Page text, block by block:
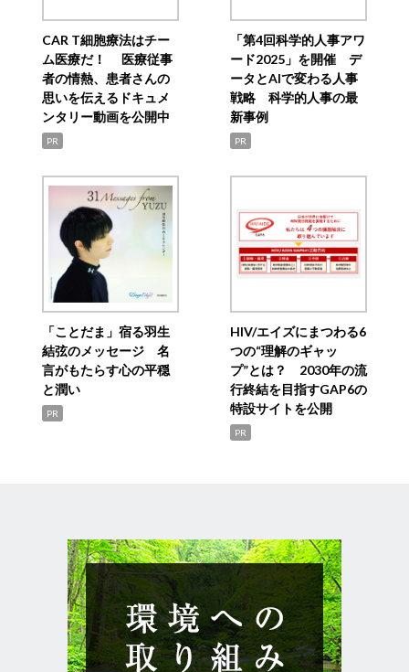
CAR T細胞療法はチー
ム医療だ！ 医療従事
者の情熱、患者さんの
思いを伝えるドキュメ
ンタリー動画を公開中
PR
「第4回科学的人事アワ
ード2025」を開催 デ
ータとAIで変わる人事
戦略 科学的人事の最
新事例
PR
「ことだま」宿る羽生
結弦のメッセージ 名
言がもたらす心の平穏
と潤い
PR
HIV/エイズにまつわる6
つの“理解のギャッ
プ”とは？ 2030年の流
行終結を目指すGAP6の
特設サイトを公開
PR